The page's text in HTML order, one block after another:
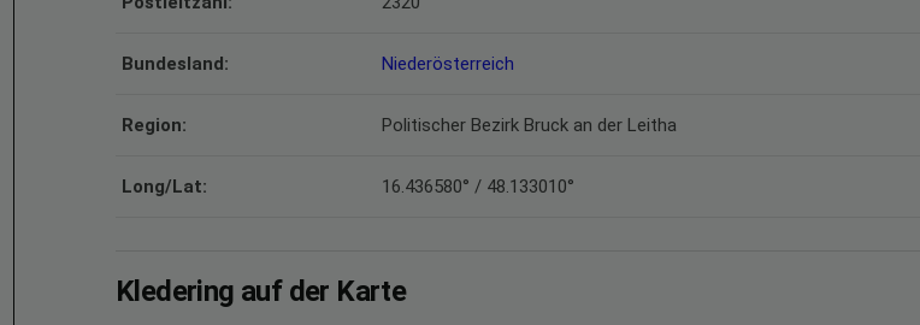
Bundesland: Niederösterreich
Region: Politischer Bezirk Bruck an der Leitha
Long/Lat: 16.436580° / 48.133010°
Kledering auf der Karte